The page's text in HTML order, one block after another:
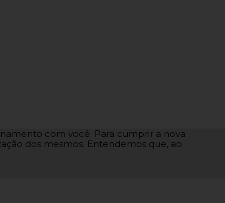
com você. Para cumprir a nova
dos mesmos. Entendemos que, ao